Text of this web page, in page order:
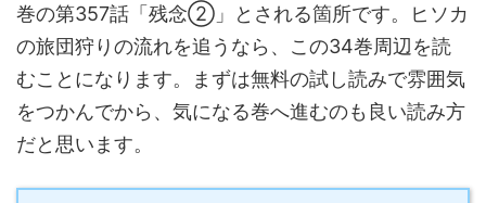
巻の第357話「残念②」とされる箇所です。ヒソカ
の旅団狩りの流れを追うなら、この34巻周辺を読
むことになります。まずは無料の試し読みで雰囲気
をつかんでから、気になる巻へ進むのも良い読み方
だと思います。